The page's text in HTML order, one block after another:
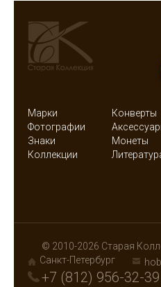
Марки Конверты
Фотографии
Знаки
Монеты
Коллекции
© 2010-2026 Старая
Санкт-Петербург
+7 (812) 956-32-39